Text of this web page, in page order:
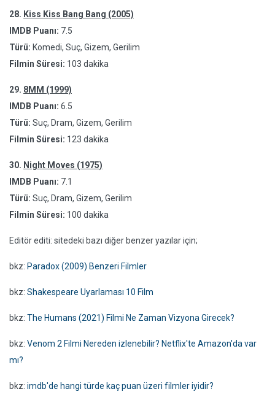
28. Kiss Kiss Bang Bang (2005)
IMDB Puanı: 7.5
Türü: Komedi, Suç, Gizem, Gerilim
Filmin Süresi: 103 dakika
29. 8MM (1999)
IMDB Puanı: 6.5
Türü: Suç, Dram, Gizem, Gerilim
Filmin Süresi: 123 dakika
30. Night Moves (1975)
IMDB Puanı: 7.1
Türü: Suç, Dram, Gizem, Gerilim
Filmin Süresi: 100 dakika
Editör editi: sitedeki bazı diğer benzer yazılar için;
bkz: Paradox (2009) Benzeri Filmler
bkz: Shakespeare Uyarlaması 10 Film
bkz: The Humans (2021) Filmi Ne Zaman Vizyona Girecek?
bkz: Venom 2 Filmi Nereden izlenebilir? Netflix'te Amazon'da var
mı?
bkz: imdb'de hangi türde kaç puan üzeri filmler iyidir?